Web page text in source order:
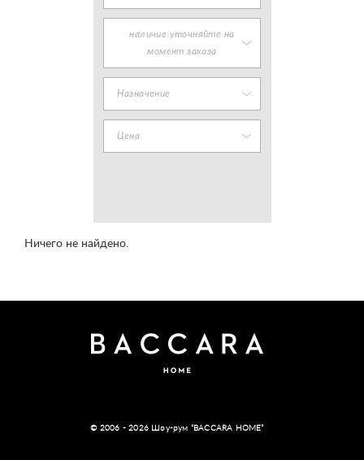
наличие уточняйте на
момент заказа
Назначение
Цена
Ничего не найдено.
© 2006 - 2026 Шоу-рум “BACCARA HOME”